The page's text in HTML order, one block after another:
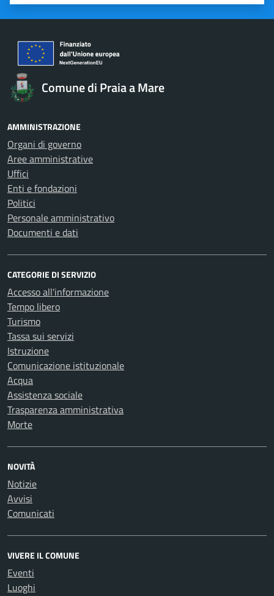
Comune di Praia a Mare
AMMINISTRAZIONE
Organi di governo
Aree amministrative
Uffici
Enti e fondazioni
Politici
Personale amministrativo
Documenti e dati
CATEGORIE DI SERVIZIO
Accesso all'informazione
Tempo libero
Turismo
Tassa sui servizi
Istruzione
Comunicazione istituzionale
Acqua
Assistenza sociale
Trasparenza amministrativa
Morte
NOVITÀ
Notizie
Avvisi
Comunicati
VIVERE IL COMUNE
Eventi
Luoghi